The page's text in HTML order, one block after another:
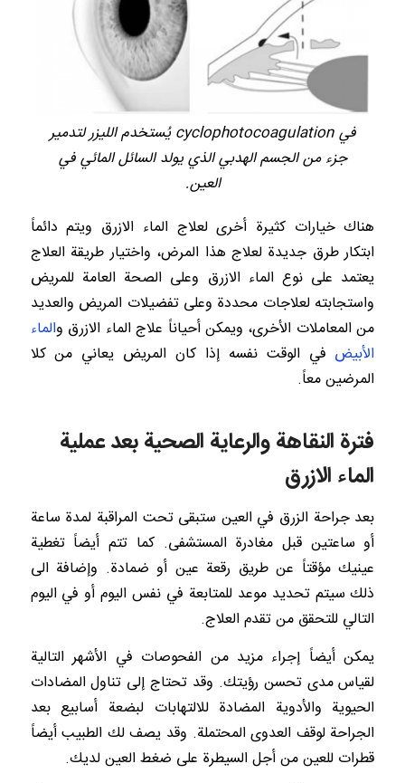
في cyclophotocoagulation يُستخدم الليزر لتدمير
جزء من الجسم الهدبي الذي يولد السائل المائي في
العين.
هناك خيارات كثيرة أخرى لعلاج الماء الازرق ويتم دائماً
ابتكار طرق جديدة لعلاج هذا المرض، واختيار طريقة العلاج
يعتمد على نوع الماء الازرق وعلى الصحة العامة للمريض
واستجابته لعلاجات محددة وعلى تفضيلات المريض والعديد
من المعاملات الأخرى، ويمكن أحياناً علاج الماء الازرق والماء
الأبيض في الوقت نفسه إذا كان المريض يعاني من كلا
المرضين معاً.
فترة النقاهة والرعاية الصحية بعد عملية
الماء الازرق
بعد جراحة الزرق في العين ستبقى تحت المراقبة لمدة ساعة
أو ساعتين قبل مغادرة المستشفى. كما تتم أيضاً تغطية
عينيك مؤقتاً عن طريق رقعة عين أو ضمادة. وإضافة الى
ذلك سيتم تحديد موعد للمتابعة في نفس اليوم أو في اليوم
التالي للتحقق من تقدم العلاج.
يمكن أيضاً إجراء مزيد من الفحوصات في الأشهر التالية
لقياس مدى تحسن رؤيتك. وقد تحتاج إلى تناول المضادات
الحيوية والأدوية المضادة للالتهابات لبضعة أسابيع بعد
الجراحة لوقف العدوى المحتملة. وقد يصف لك الطبيب أيضاً
قطرات للعين من أجل السيطرة على ضغط العين لديك.